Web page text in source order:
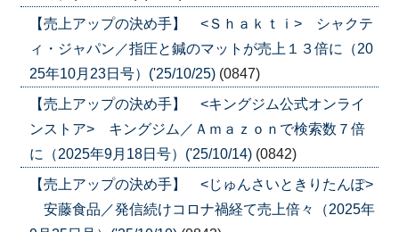
【売上アップの決め手】 <Ｓｈａｋｔｉ> シャクテ
ィ・ジャパン／指圧と鍼のマットが売上１３倍に（20
25年10月23日号）('25/10/25) (0847)
【売上アップの決め手】 <キングジム公式オンライ
ンストア> キングジム／Ａｍａｚｏｎで検索数７倍
に（2025年9月18日号）('25/10/14) (0842)
【売上アップの決め手】 <じゅんさいときりたんぽ>
安藤食品／発信続けコロナ禍経て売上倍々（2025年